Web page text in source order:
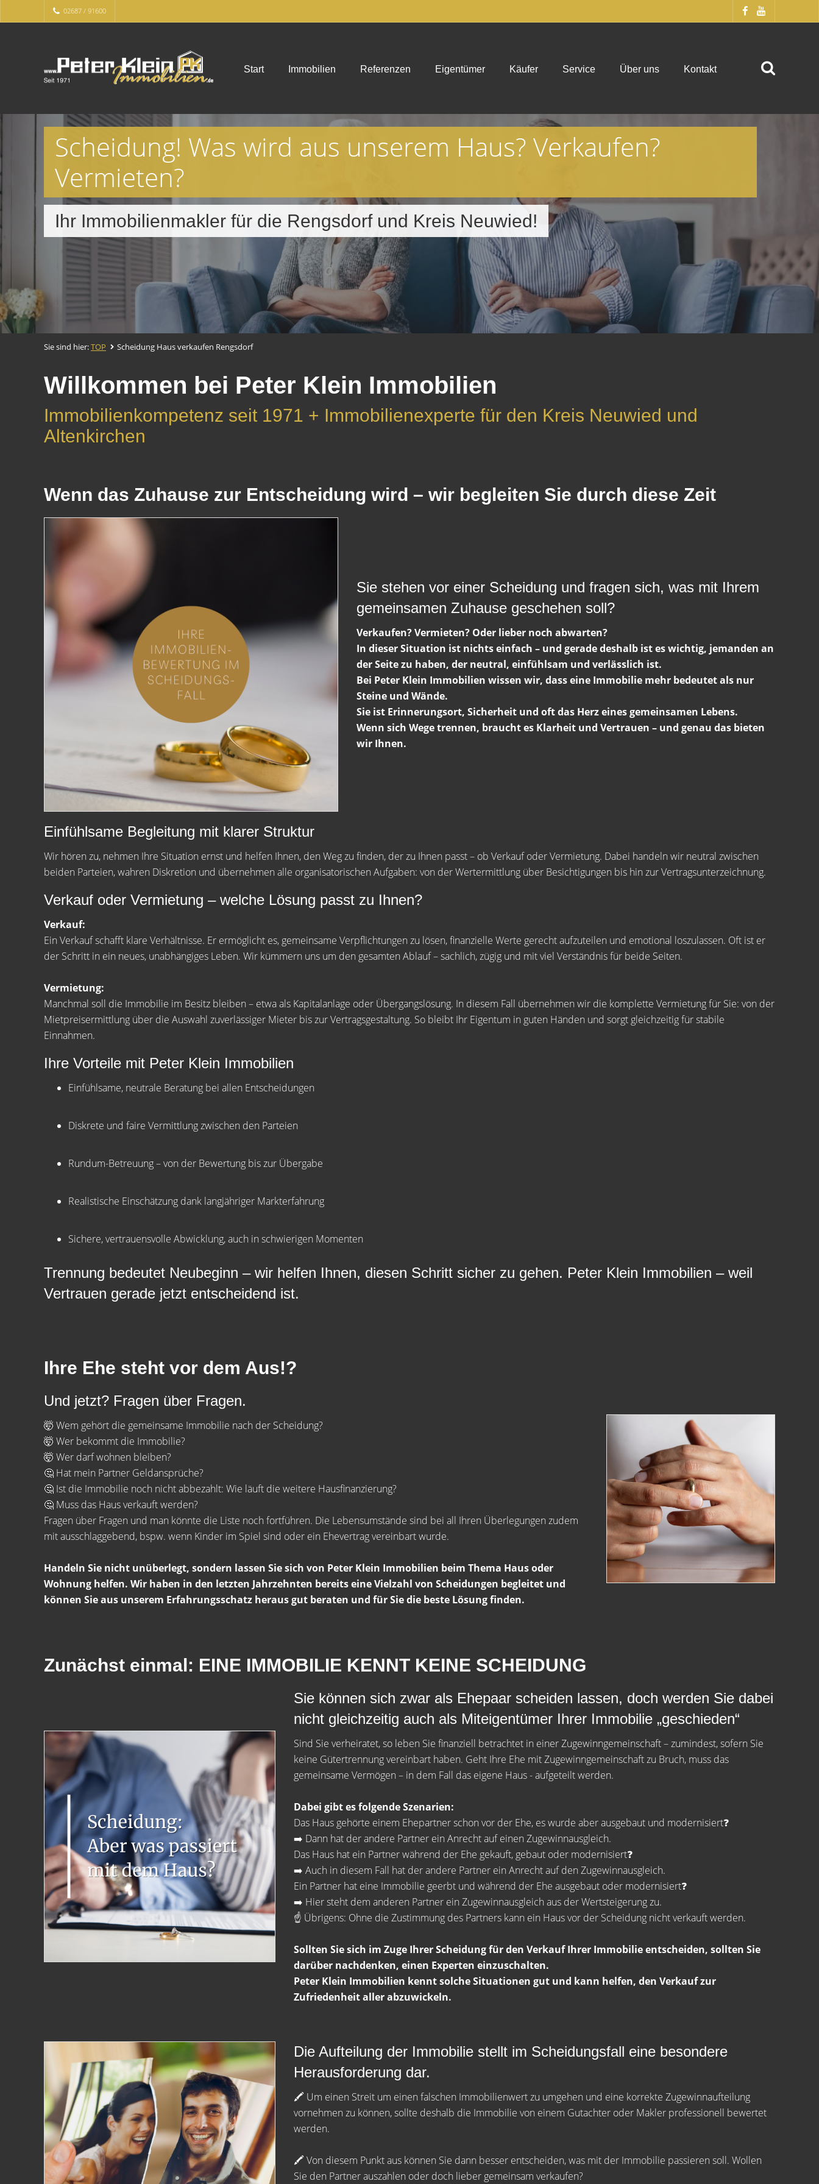
02687 / 91600
Start Immobilien Referenzen Eigentümer Käufer Service Über uns Kontakt
Scheidung! Was wird aus unserem Haus? Verkaufen?
Vermieten?
Ihr Immobilienmakler für die Rengsdorf und Kreis Neuwied!
Sie sind hier:TOP Scheidung Haus verkaufen Rengsdorf
Willkommen bei Peter Klein Immobilien
Immobilienkompetenz seit 1971 + Immobilienexperte für den Kreis Neuwied und
Altenkirchen
Wenn das Zuhause zur Entscheidung wird – wir begleiten Sie durch diese Zeit
Sie stehen vor einer Scheidung und fragen sich, was mit Ihrem
gemeinsamen Zuhause geschehen soll?
Verkaufen? Vermieten? Oder lieber noch abwarten?
In dieser Situation ist nichts einfach – und gerade deshalb ist es wichtig, jemanden an
der Seite zu haben, der neutral, einfühlsam und verlässlich ist.
Bei Peter Klein Immobilien wissen wir, dass eine Immobilie mehr bedeutet als nur
Steine und Wände.
Sie ist Erinnerungsort, Sicherheit und oft das Herz eines gemeinsamen Lebens.
Wenn sich Wege trennen, braucht es Klarheit und Vertrauen – und genau das bieten
wir Ihnen.
Einfühlsame Begleitung mit klarer Struktur
Wir hören zu, nehmen Ihre Situation ernst und helfen Ihnen, den Weg zu finden, der zu Ihnen passt – ob Verkauf oder Vermietung. Dabei handeln wir neutral zwischen
beiden Parteien, wahren Diskretion und übernehmen alle organisatorischen Aufgaben: von der Wertermittlung über Besichtigungen bis hin zur Vertragsunterzeichnung.
Verkauf oder Vermietung – welche Lösung passt zu Ihnen?
Verkauf:
Ein Verkauf schafft klare Verhältnisse. Er ermöglicht es, gemeinsame Verpflichtungen zu lösen, finanzielle Werte gerecht aufzuteilen und emotional loszulassen. Oft ist er
der Schritt in ein neues, unabhängiges Leben. Wir kümmern uns um den gesamten Ablauf – sachlich, zügig und mit viel Verständnis für beide Seiten.
Vermietung:
Manchmal soll die Immobilie im Besitz bleiben – etwa als Kapitalanlage oder Übergangslösung. In diesem Fall übernehmen wir die komplette Vermietung für Sie: von der
Mietpreisermittlung über die Auswahl zuverlässiger Mieter bis zur Vertragsgestaltung. So bleibt Ihr Eigentum in guten Händen und sorgt gleichzeitig für stabile
Einnahmen.
Ihre Vorteile mit Peter Klein Immobilien
Einfühlsame, neutrale Beratung bei allen Entscheidungen
Diskrete und faire Vermittlung zwischen den Parteien
Rundum-Betreuung – von der Bewertung bis zur Übergabe
Realistische Einschätzung dank langjähriger Markterfahrung
Sichere, vertrauensvolle Abwicklung, auch in schwierigen Momenten
Trennung bedeutet Neubeginn – wir helfen Ihnen, diesen Schritt sicher zu gehen. Peter Klein Immobilien – weil
Vertrauen gerade jetzt entscheidend ist.
Ihre Ehe steht vor dem Aus!?
Und jetzt? Fragen über Fragen.
🤯 Wem gehört die gemeinsame Immobilie nach der Scheidung?
🤯 Wer bekommt die Immobilie?
🤯 Wer darf wohnen bleiben?
🤔 Hat mein Partner Geldansprüche?
🤔 Ist die Immobilie noch nicht abbezahlt: Wie läuft die weitere Hausfinanzierung?
🤔 Muss das Haus verkauft werden?
Fragen über Fragen und man könnte die Liste noch fortführen. Die Lebensumstände sind bei all Ihren Überlegungen zudem
mit ausschlaggebend, bspw. wenn Kinder im Spiel sind oder ein Ehevertrag vereinbart wurde.
Handeln Sie nicht unüberlegt, sondern lassen Sie sich von Peter Klein Immobilien beim Thema Haus oder
Wohnung helfen. Wir haben in den letzten Jahrzehnten bereits eine Vielzahl von Scheidungen begleitet und
können Sie aus unserem Erfahrungsschatz heraus gut beraten und für Sie die beste Lösung finden.
Zunächst einmal: EINE IMMOBILIE KENNT KEINE SCHEIDUNG
Sie können sich zwar als Ehepaar scheiden lassen, doch werden Sie dabei
nicht gleichzeitig auch als Miteigentümer Ihrer Immobilie „geschieden“
Sind Sie verheiratet, so leben Sie finanziell betrachtet in einer Zugewinngemeinschaft – zumindest, sofern Sie
keine Gütertrennung vereinbart haben. Geht Ihre Ehe mit Zugewinngemeinschaft zu Bruch, muss das
gemeinsame Vermögen – in dem Fall das eigene Haus - aufgeteilt werden.
Dabei gibt es folgende Szenarien:
Das Haus gehörte einem Ehepartner schon vor der Ehe, es wurde aber ausgebaut und modernisiert❓
➡️ Dann hat der andere Partner ein Anrecht auf einen Zugewinnausgleich.
Das Haus hat ein Partner während der Ehe gekauft, gebaut oder modernisiert❓
➡️ Auch in diesem Fall hat der andere Partner ein Anrecht auf den Zugewinnausgleich.
Ein Partner hat eine Immobilie geerbt und während der Ehe ausgebaut oder modernisiert❓
➡️ Hier steht dem anderen Partner ein Zugewinnausgleich aus der Wertsteigerung zu.
☝️ Übrigens: Ohne die Zustimmung des Partners kann ein Haus vor der Scheidung nicht verkauft werden.
Sollten Sie sich im Zuge Ihrer Scheidung für den Verkauf Ihrer Immobilie entscheiden, sollten Sie
darüber nachdenken, einen Experten einzuschalten.
Peter Klein Immobilien kennt solche Situationen gut und kann helfen, den Verkauf zur
Zufriedenheit aller abzuwickeln.
Die Aufteilung der Immobilie stellt im Scheidungsfall eine besondere
Herausforderung dar.
🖍 Um einen Streit um einen falschen Immobilienwert zu umgehen und eine korrekte Zugewinnaufteilung
vornehmen zu können, sollte deshalb die Immobilie von einem Gutachter oder Makler professionell bewertet
werden.
🖍 Von diesem Punkt aus können Sie dann besser entscheiden, was mit der Immobilie passieren soll. Wollen
Sie den Partner auszahlen oder doch lieber gemeinsam verkaufen?